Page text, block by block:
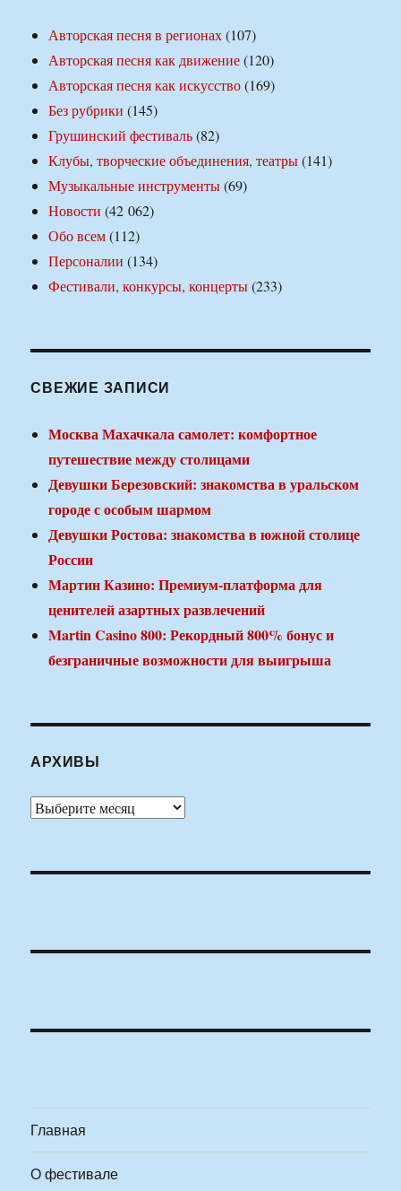
Авторская песня в регионах(107)
Авторская песня как движение(120)
Авторская песня как искусство(169)
Без рубрики (145)
Грушинский фестиваль(82)
Клубы, творческие объединения, театры(141)
Музыкальные инструменты(69)
Новости (42 062)
Обо всем(112)
Персоналии (134)
Фестивали, конкурсы, концерты(233)
СВЕЖИЕ ЗАПИСИ
Москва Махачкала самолет: комфортное
путешествие между столицами
Девушки Березовский: знакомства в уральском
городе с особым шармом
Девушки Ростова: знакомства в южной столице
России
Мартин Казино: Премиум-платформа для
ценителей азартных развлечений
Martin Casino 800: Рекордный 800% бонус и
безграничные возможности для выигрыша
АРХИВЫ
Архивы
Главная
О фестивале